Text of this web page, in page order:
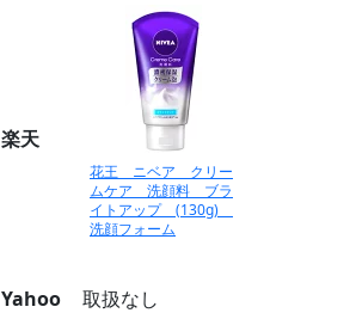
楽天
花王 ニベア クリー
ムケア 洗顔料 ブラ
イトアップ (130g)
洗顔フォーム
Yahoo
取扱なし